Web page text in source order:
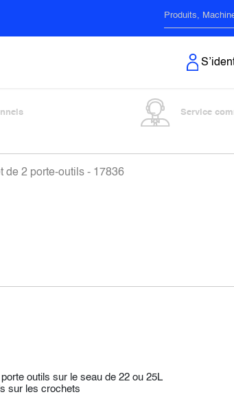
Service
de 2 porte-outils - 17836
outils sur le seau de 22 ou 25L
sur les crochets